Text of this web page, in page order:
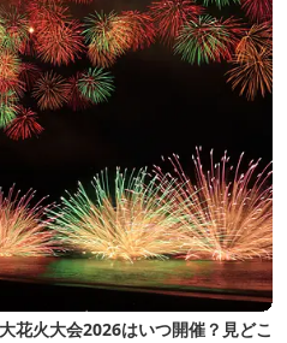
花火大会2026はいつ開催？見どこ